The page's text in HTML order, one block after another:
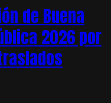
de Buena
2026 por